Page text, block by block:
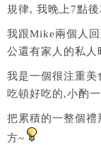
規律, 我晚上7點
我跟Mike兩個人
公還有家人的私人
我是一個很注重
吃頓好吃的,小酌
把累積的一整個
方~